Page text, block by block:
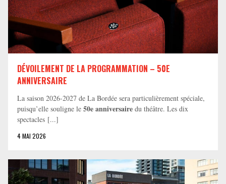
DÉVOILEMENT DE LA PROGRAMMATION – 50E
ANNIVERSAIRE
La saison 2026-2027 de La Bordée sera particulièrement spéciale,
puisqu’elle souligne le 50e anniversaire du théâtre. Les dix
spectacles [...]
4 MAI 2026